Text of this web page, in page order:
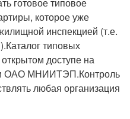
готовое типовое
которое уже
инспекцией (т.е.
типовых
доступе на
и ОАО МНИИТЭП.Контроль
любая организация